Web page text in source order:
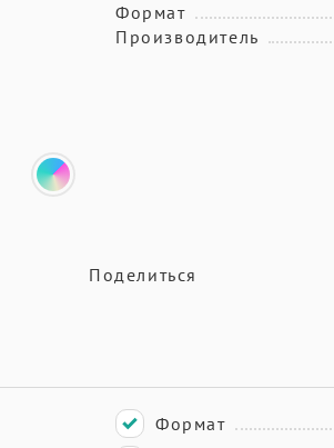
Формат
Производитель
Поделиться
Формат